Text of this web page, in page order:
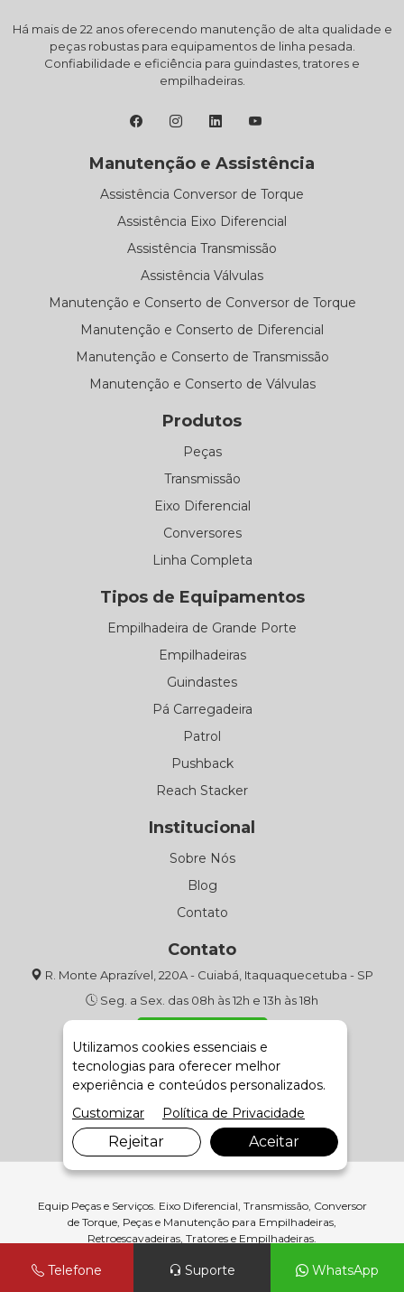
Há mais de 22 anos oferecendo manutenção de alta qualidade e
peças robustas para equipamentos de linha pesada.
Confiabilidade e eficiência para guindastes, tratores e
empilhadeiras.
Manutenção e Assistência
Assistência Conversor de Torque
Assistência Eixo Diferencial
Assistência Transmissão
Assistência Válvulas
Manutenção e Conserto de Conversor de Torque
Manutenção e Conserto de Diferencial
Manutenção e Conserto de Transmissão
Manutenção e Conserto de Válvulas
Produtos
Peças
Transmissão
Eixo Diferencial
Conversores
Linha Completa
Tipos de Equipamentos
Empilhadeira de Grande Porte
Empilhadeiras
Guindastes
Pá Carregadeira
Patrol
Pushback
Reach Stacker
Institucional
Sobre Nós
Blog
Contato
Contato
R. Monte Aprazível, 220A - Cuiabá, Itaquaquecetuba - SP
Seg. a Sex. das 08h às 12h e 13h às 18h
Fale com Vendas
Equip Peças e Serviços. Eixo Diferencial, Transmissão, Conversor
de Torque, Peças e Manutenção para Empilhadeiras,
Retroescavadeiras, Tratores e Empilhadeiras.
Telefone Suporte WhatsApp
Utilizamos cookies essenciais e
tecnologias para oferecer melhor
experiência e conteúdos personalizados.
Customizar
Política de Privacidade
Rejeitar Aceitar